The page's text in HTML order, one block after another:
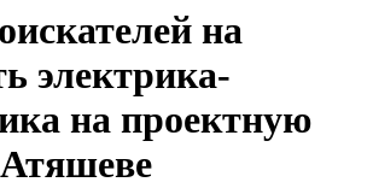
на
электрика-
на проектную